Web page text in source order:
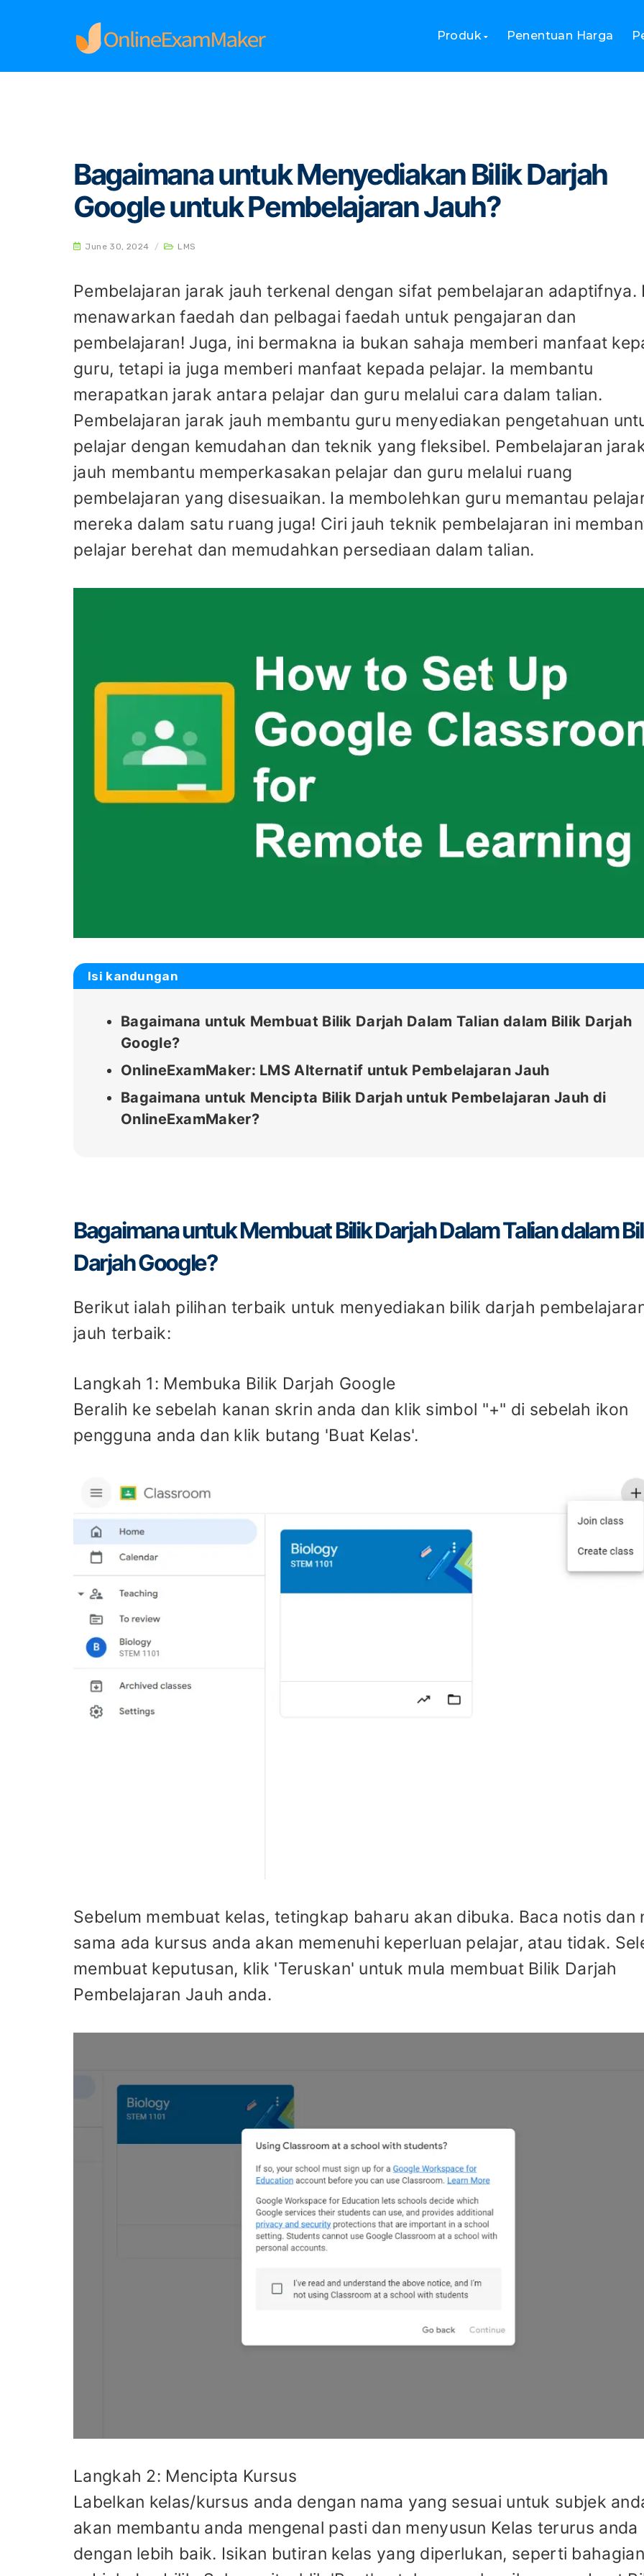
Produk Penentuan Harga
Home
Bagaimana untuk Menyediakan Bilik Darjah
Google untuk Pembelajaran Jauh?
June 30, 2024 / LMS
Pembelajaran jarak jauh terkenal dengan sifat pembelajaran adaptifnya.
menawarkan faedah dan pelbagai faedah untuk pengajaran dan
pembelajaran! Juga, ini bermakna ia bukan sahaja memberi manfaat
guru, tetapi ia juga memberi manfaat kepada pelajar. Ia membantu
merapatkan jarak antara pelajar dan guru melalui cara dalam talian.
Pembelajaran jarak jauh membantu guru menyediakan pengetahuan
pelajar dengan kemudahan dan teknik yang fleksibel. Pembelajaran
jauh membantu memperkasakan pelajar dan guru melalui ruang
pembelajaran yang disesuaikan. Ia membolehkan guru memantau
mereka dalam satu ruang juga! Ciri jauh teknik pembelajaran ini
pelajar berehat dan memudahkan persediaan dalam talian.
Isi kandungan
Bagaimana untuk Membuat Bilik Darjah Dalam Talian dalam Bilik Darjah
Google?
OnlineExamMaker: LMS Alternatif untuk Pembelajaran Jauh
Bagaimana untuk Mencipta Bilik Darjah untuk Pembelajaran Jauh di
OnlineExamMaker?
Bagaimana untuk Membuat Bilik Darjah Dalam Talian dalam
Darjah Google?
Berikut ialah pilihan terbaik untuk menyediakan bilik darjah
jauh terbaik:
Langkah 1: Membuka Bilik Darjah Google
Beralih ke sebelah kanan skrin anda dan klik simbol "+" di sebelah ikon
pengguna anda dan klik butang 'Buat Kelas'.
Sebelum membuat kelas, tetingkap baharu akan dibuka. Baca notis dan
sama ada kursus anda akan memenuhi keperluan pelajar, atau tidak.
membuat keputusan, klik 'Teruskan' untuk mula membuat Bilik Darjah
Pembelajaran Jauh anda.
Langkah 2: Mencipta Kursus
Labelkan kelas/kursus anda dengan nama yang sesuai untuk subjek
akan membantu anda mengenal pasti dan menyusun Kelas terurus anda
dengan lebih baik. Isikan butiran kelas yang diperlukan, seperti